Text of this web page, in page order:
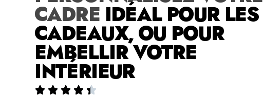
CADRE IDÉAL POUR LES
CADEAUX, OU POUR
EMBELLIR VOTRE
INTÉRIEUR
    